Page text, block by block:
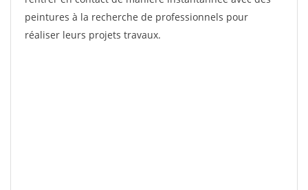
peintures à la recherche de professionnels pour
réaliser leurs projets travaux.